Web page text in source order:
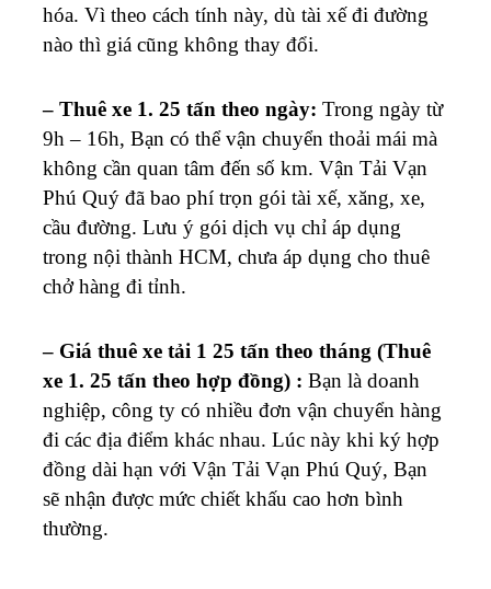
hóa. Vì theo cách tính này, dù tài xế đi đường
nào thì giá cũng không thay đổi.
– Thuê xe 1. 25 tấn theo ngày: Trong ngày từ
9h – 16h, Bạn có thể vận chuyển thoải mái mà
không cần quan tâm đến số km. Vận Tải Vạn
Phú Quý đã bao phí trọn gói tài xế, xăng, xe,
cầu đường. Lưu ý gói dịch vụ chỉ áp dụng
trong nội thành HCM, chưa áp dụng cho thuê
chở hàng đi tỉnh.
– Giá thuê xe tải 1 25 tấn theo tháng (Thuê
xe 1. 25 tấn theo hợp đồng) : Bạn là doanh
nghiệp, công ty có nhiều đơn vận chuyển hàng
đi các địa điểm khác nhau. Lúc này khi ký hợp
đồng dài hạn với Vận Tải Vạn Phú Quý, Bạn
sẽ nhận được mức chiết khấu cao hơn bình
thường.